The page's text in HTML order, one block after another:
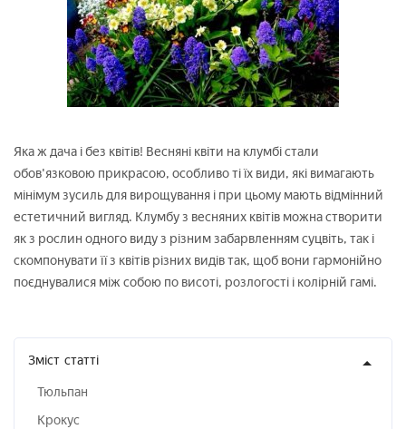
Яка ж дача і без квітів! Весняні квіти на клумбі стали
обов'язковою прикрасою, особливо ті їх види, які вимагають
мінімум зусиль для вирощування і при цьому мають відмінний
естетичний вигляд. Клумбу з весняних квітів можна створити
як з рослин одного виду з різним забарвленням суцвіть, так і
скомпонувати її з квітів різних видів так, щоб вони гармонійно
поєднувалися між собою по висоті, розлогості і колірній гамі.
Зміст статті
Тюльпан
Крокус